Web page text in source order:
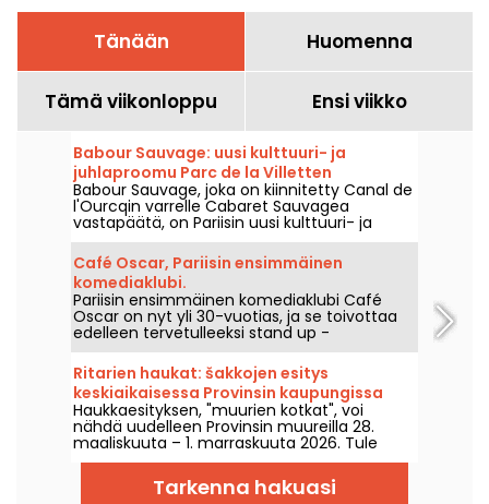
Tänään Huomenna
Tämä viikonloppu Ensi viikko
Babour Sauvage: uusi kulttuuri- ja
juhlaproomu Parc de la Villetten
sydämessä.
Babour Sauvage, joka on kiinnitetty Canal de
l'Ourcqin varrelle Cabaret Sauvagea
vastapäätä, on Pariisin uusi kulttuuri- ja
juhlapaikka. Konsertit, DJ-setit, kabareet ja
komedia kohtaavat intiimissä ja eklektisessä
ympäristössä.
Café Oscar, Pariisin ensimmäinen
komediaklubi.
Pariisin ensimmäinen komediaklubi Café
Oscar on nyt yli 30-vuotias, ja se toivottaa
edelleen tervetulleeksi stand up -
ammattilaisia ja mahdollisesti tulevia
ammattilaisia. Café Oscar esittelee joka
viikko uusia koomikoita.
Ritarien haukat: šakkojen esitys
keskiaikaisessa Provinsin kaupungissa
Haukkaesityksen, "muurien kotkat", voi
nähdä uudelleen Provinsin muureilla 28.
maaliskuuta – 1. marraskuuta 2026. Tule
ihailemaan upeiden petolintujen
taianomaisia lennätyksiä, jotka sulautuvat
harmonisesti hevosten kanssa.
Tarkenna hakuasi